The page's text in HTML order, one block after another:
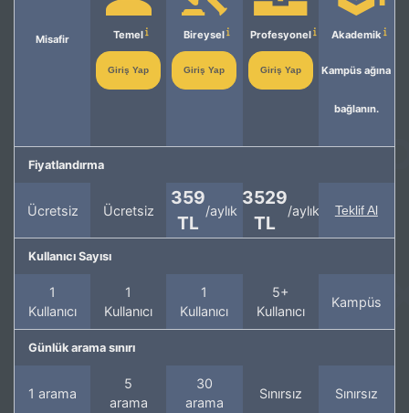
Misafir Temel
Giriş Yap
Bireysel
Giriş Yap
Profesyonel
Giriş Yap
Akademik
Kampüs ağına
bağlanın.
Fiyatlandırma
Ücretsiz Ücretsiz
359
TL
/aylık
3529
TL
/aylık Teklif Al
Kullanıcı Sayısı
1
Kullanıcı
1
Kullanıcı
1
Kullanıcı
5+
Kullanıcı
Kampüs
Günlük arama sınırı
1 arama
5
arama
30
arama
Sınırsız Sınırsız